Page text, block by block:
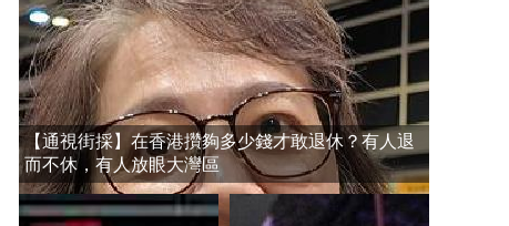
【通視街採】在香港攢夠多少錢才敢退休？有人退
而不休，有人放眼大灣區